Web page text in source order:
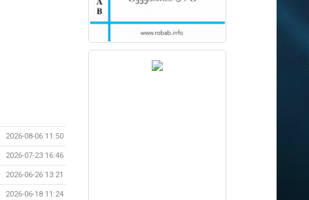
2026-08-06 11:50
2026-07-23 16:46
2026-06-26 13:21
2026-06-18 11:24